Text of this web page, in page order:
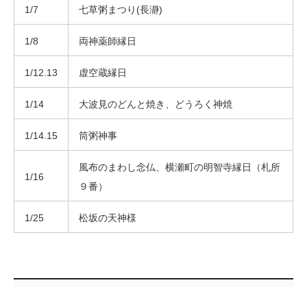
1/7 七草粥まつり(長瀞)
1/8 両神薬師縁日
1/12.13 虚空蔵縁日
1/14 大波見のどんと焼き、どうろく神焼
1/14.15 筒粥神事
1/16
風布のまわし念仏、横瀬町の明智寺縁日（札所
９番）
1/25 松坂の天神様